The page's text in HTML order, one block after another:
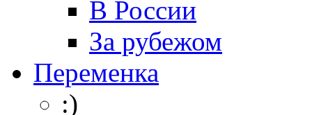
В России
За рубежом
Переменка
:)